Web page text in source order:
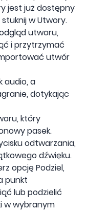
jest już dostępny
w Utwory.
utworu,
i przytrzymać
utwór
audio, a
dotykając
który
pasek.
odtwarzania,
dźwięku.
opcję Podziel,
punkt
lub podzielić
w wybranym